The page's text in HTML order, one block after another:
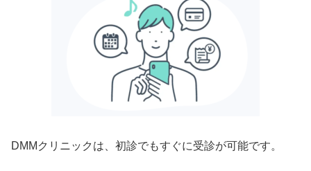
DMMクリニックは、初診でもすぐに受診が可能です。